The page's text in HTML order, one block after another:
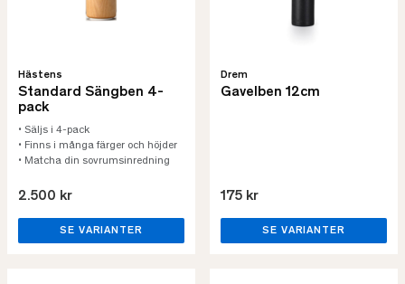
Hästens
Standard Sängben 4-
pack
• Säljs i 4-pack
• Finns i många färger och höjder
• Matcha din sovrumsinredning
2.500 kr
SE VARIANTER
Drem
Gavelben 12cm
175 kr
SE VARIANTER